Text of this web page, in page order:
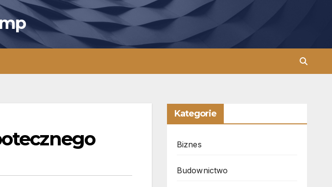
Kategorie
Biznes
Budownictwo